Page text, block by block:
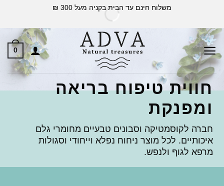
content
משלוח חינם עד הבית בקניה מעל 300 ₪
0
חווית טיפוח בריאה
ומפנקת
חברה לקוסמטיקה וסבונים טבעיים מחומרי גלם
איכותיים. לכל מוצר ניחוח נפלא וייחודי וסגולות
מרפא לגוף ולנפש.